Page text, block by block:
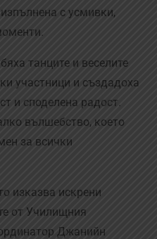
с усмивки,
танците и веселите
участници и създадоха
и споделена радост.
вълшебство, което
за всички
изказва искрени
от Училищния
Джанийн